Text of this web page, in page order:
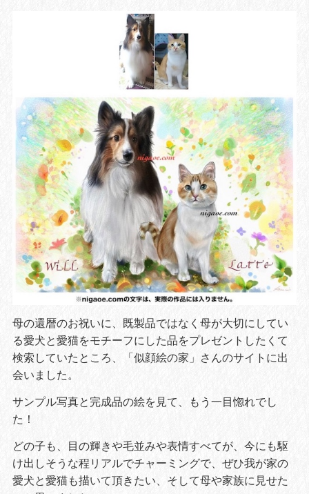
母の還暦のお祝いに、既製品ではなく母が大切にしてい
る愛犬と愛猫をモチーフにした品をプレゼントしたくて
検索していたところ、「似顔絵の家」さんのサイトに出
会いました。
サンプル写真と完成品の絵を見て、もう一目惚れでし
た！
どの子も、目の輝きや毛並みや表情すべてが、今にも駆
け出しそうな程リアルでチャーミングで、ぜひ我が家の
愛犬と愛猫も描いて頂きたい、そして母や家族に見せた